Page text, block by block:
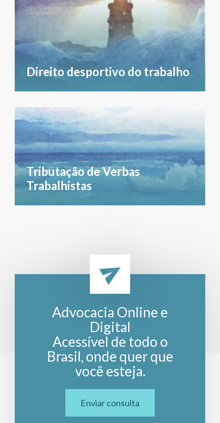
Direito desportivo do trabalho
Tributação de Verbas
Trabalhistas
Advocacia Online e
Digital
Acessível de todo o
Brasil, onde quer que
você esteja.
Enviar consulta